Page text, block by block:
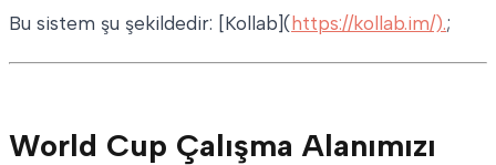
Bu sistem şu şekildedir: [Kollab](https://kollab.im/).;
World Cup Çalışma Alanımızı